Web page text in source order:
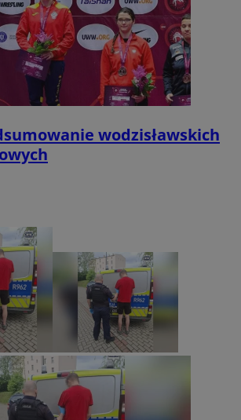
wodzisławskich